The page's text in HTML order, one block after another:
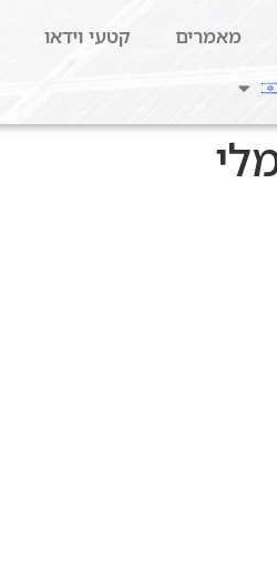
מאמרים קטעי וידאו